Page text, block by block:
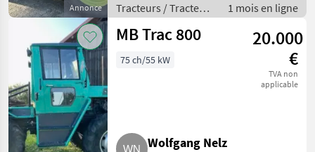
Annonce
Tracteurs / Tracteurs
agricoles
1 mois en ligne
MB Trac 800
20.000
€
TVA non
applicable
75 ch/55 kW
Wolfgang Nelz